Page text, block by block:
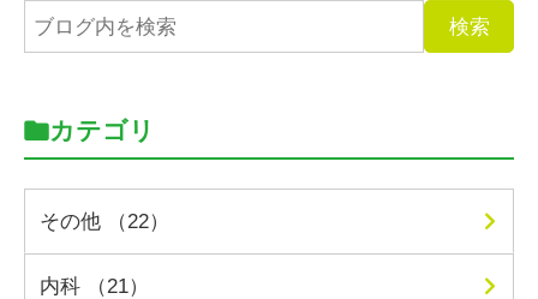
カテゴリ
その他 （22）
内科 （21）